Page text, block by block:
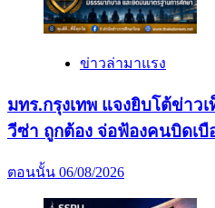
ข่าวล่ามาแรง
มทร.กรุงเทพ แจงยิบโต้ข่าว
วีซ่า ถูกต้อง จ่อฟ้องคนบิดเบื
ตอนนั้น 06/08/2026